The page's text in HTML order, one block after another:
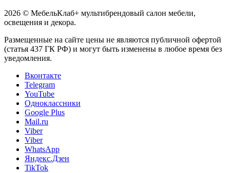
2026 © МебельКлаб+ мультибрендовый салон мебели,
освещения и декора.
Размещенные на сайте цены не являются публичной офертой
(статья 437 ГК РФ) и могут быть изменены в любое время без
уведомления.
Вконтакте
Telegram
YouTube
Одноклассники
Google Plus
Mail.ru
Viber
Viber
WhatsApp
Яндекс.Дзен
TikTok